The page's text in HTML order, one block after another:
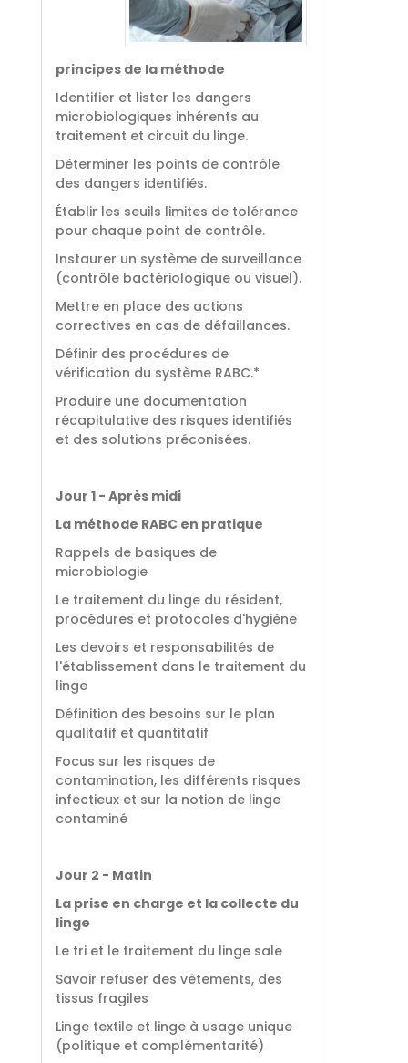
principes de la méthode
Identifier et lister les dangers
microbiologiques inhérents au
traitement et circuit du linge.
Déterminer les points de contrôle
des dangers identifiés.
Établir les seuils limites de tolérance
pour chaque point de contrôle.
Instaurer un système de surveillance
(contrôle bactériologique ou visuel).
Mettre en place des actions
correctives en cas de défaillances.
Définir des procédures de
vérification du système RABC.*
Produire une documentation
récapitulative des risques identifiés
et des solutions préconisées.
Jour 1 - Après midi
La méthode RABC en pratique
Rappels de basiques de
microbiologie
Le traitement du linge du résident,
procédures et protocoles d'hygiène
Les devoirs et responsabilités de
l'établissement dans le traitement du
linge
Définition des besoins sur le plan
qualitatif et quantitatif
Focus sur les risques de
contamination, les différents risques
infectieux et sur la notion de linge
contaminé
Jour 2 - Matin
La prise en charge et la collecte du
linge
Le tri et le traitement du linge sale
Savoir refuser des vêtements, des
tissus fragiles
Linge textile et linge à usage unique
(politique et complémentarité)